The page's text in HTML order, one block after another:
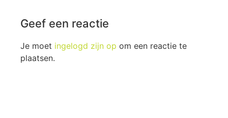
Geef een reactie
Je moet ingelogd zijn op om een reactie te
plaatsen.